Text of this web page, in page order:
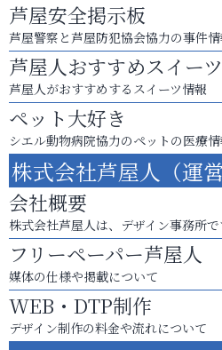
芦屋安全掲示板
芦屋警察と芦屋防犯協会協力の事件
芦屋人おすすめスイーツ
芦屋人がおすすめするスイーツ情報
ペット大好き
シエル動物病院協力のペットの医療
株式会社芦屋人（運営
会社概要
株式会社芦屋人は、デザイン事務所
フリーペーパー芦屋人
媒体の仕様や掲載について
WEB・DTP制作
デザイン制作の料金や流れについて